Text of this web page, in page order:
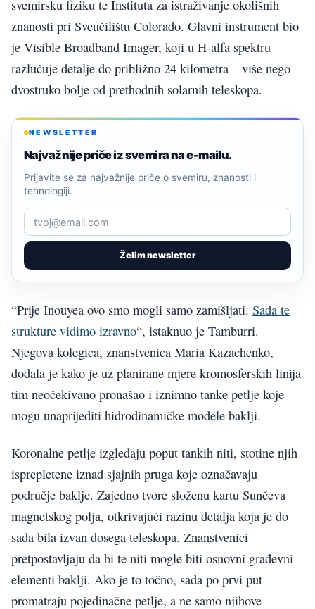
svemirsku fiziku te Instituta za istraživanje okolišnih
znanosti pri Sveučilištu Colorado. Glavni instrument bio
je Visible Broadband Imager, koji u H-alfa spektru
razlučuje detalje do približno 24 kilometra – više nego
dvostruko bolje od prethodnih solarnih teleskopa.
NEWSLETTER
Najvažnije priče iz svemira na e-mailu.
Želim newsletter
Prijavite se za najvažnije priče o svemiru, znanosti i
tehnologiji.
“Prije Inouyea ovo smo mogli samo zamišljati. Sada te
strukture vidimo izravno“, istaknuo je Tamburri.
Njegova kolegica, znanstvenica Maria Kazachenko,
dodala je kako je uz planirane mjere kromosferskih linija
tim neočekivano pronašao i iznimno tanke petlje koje
mogu unaprijediti hidrodinamičke modele baklji.
Koronalne petlje izgledaju poput tankih niti, stotine njih
isprepletene iznad sjajnih pruga koje označavaju
područje baklje. Zajedno tvore složenu kartu Sunčeva
magnetskog polja, otkrivajući razinu detalja koja je do
sada bila izvan dosega teleskopa. Znanstvenici
pretpostavljaju da bi te niti mogle biti osnovni građevni
elementi baklji. Ako je to točno, sada po prvi put
promatraju pojedinačne petlje, a ne samo njihove